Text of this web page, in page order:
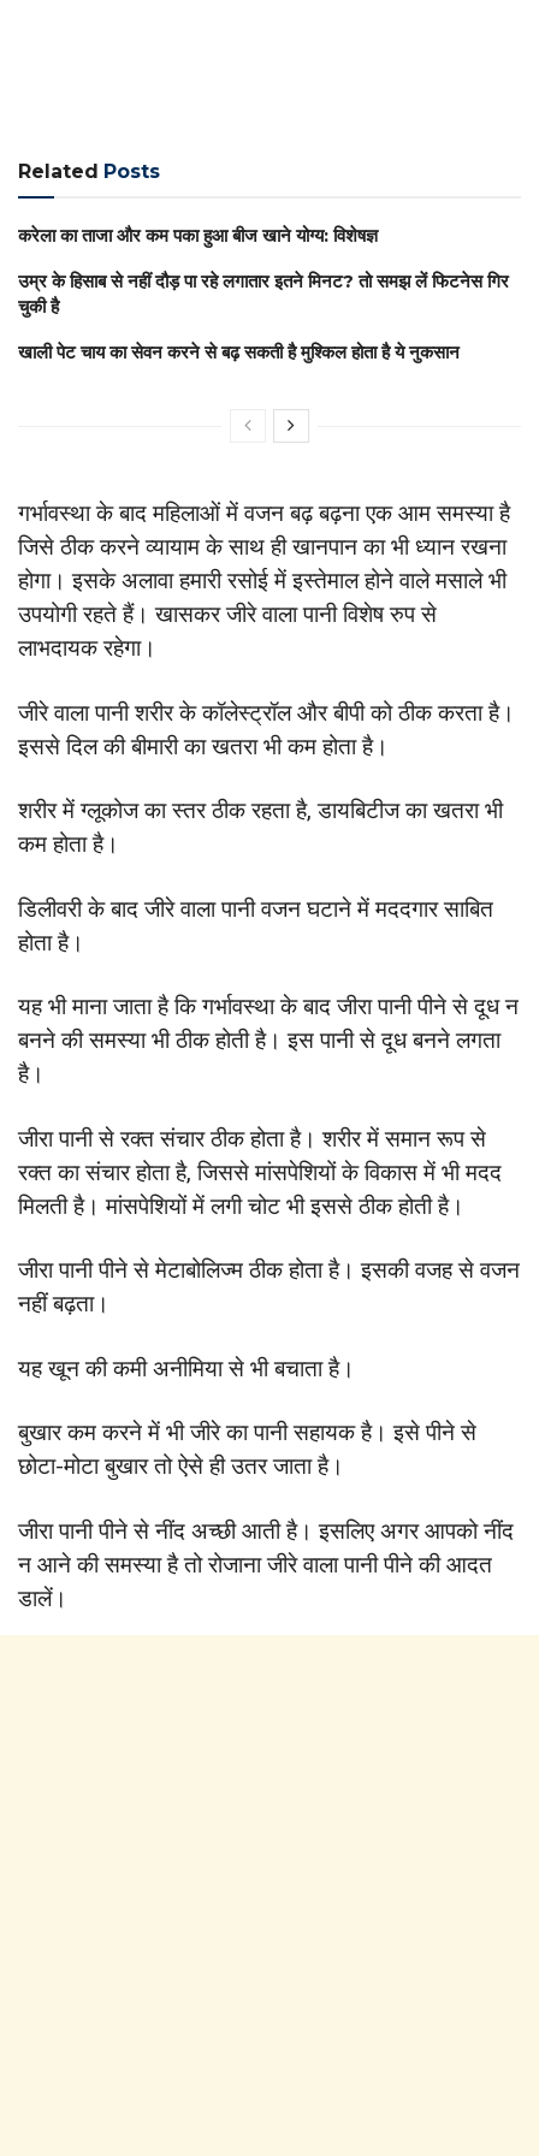
Related Posts
करेला का ताजा और कम पका हुआ बीज खाने योग्य: विशेषज्ञ
उम्र के हिसाब से नहीं दौड़ पा रहे लगातार इतने मिनट? तो समझ लें फिटनेस गिर
चुकी है
खाली पेट चाय का सेवन करने से बढ़ सकती है मुश्किल होता है ये नुकसान
गर्भावस्था के बाद महिलाओं में वजन बढ़ बढ़ना एक आम समस्या है
जिसे ठीक करने व्यायाम के साथ ही खानपान का भी ध्यान रखना
होगा। इसके अलावा हमारी रसोई में इस्तेमाल होने वाले मसाले भी
उपयोगी रहते हैं। खासकर जीरे वाला पानी विशेष रुप से
लाभदायक रहेगा।
जीरे वाला पानी शरीर के कॉलेस्ट्रॉल और बीपी को ठीक करता है।
इससे दिल की बीमारी का खतरा भी कम होता है।
शरीर में ग्लूकोज का स्तर ठीक रहता है, डायबिटीज का खतरा भी
कम होता है।
डिलीवरी के बाद जीरे वाला पानी वजन घटाने में मददगार साबित
होता है।
यह भी माना जाता है कि गर्भावस्था के बाद जीरा पानी पीने से दूध न
बनने की समस्या भी ठीक होती है। इस पानी से दूध बनने लगता
है।
जीरा पानी से रक्त संचार ठीक होता है। शरीर में समान रूप से
रक्त का संचार होता है, जिससे मांसपेशियों के विकास में भी मदद
मिलती है। मांसपेशियों में लगी चोट भी इससे ठीक होती है।
जीरा पानी पीने से मेटाबोलिज्म ठीक होता है। इसकी वजह से वजन
नहीं बढ़ता।
यह खून की कमी अनीमिया से भी बचाता है।
बुखार कम करने में भी जीरे का पानी सहायक है। इसे पीने से
छोटा-मोटा बुखार तो ऐसे ही उतर जाता है।
जीरा पानी पीने से नींद अच्छी आती है। इसलिए अगर आपको नींद
न आने की समस्या है तो रोजाना जीरे वाला पानी पीने की आदत
डालें।